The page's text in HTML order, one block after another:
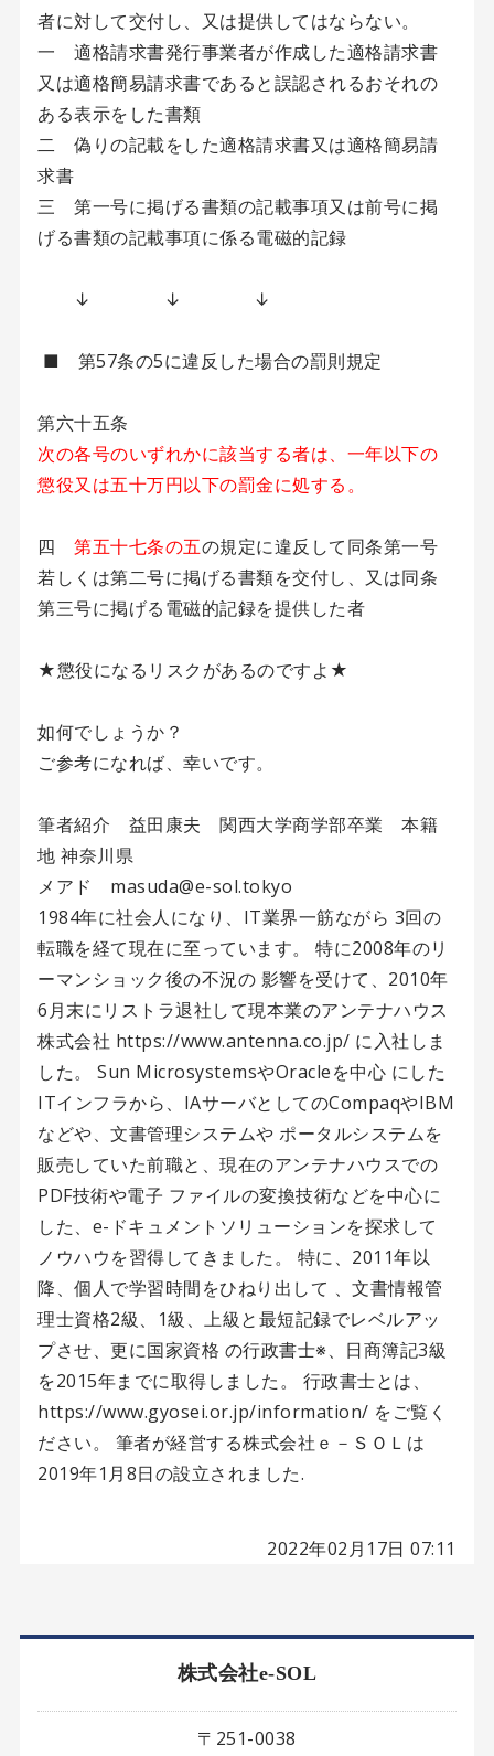
者に対して交付し、又は提供してはならない。
一 適格請求書発行事業者が作成した適格請求書
又は適格簡易請求書であると誤認されるおそれの
ある表示をした書類
二 偽りの記載をした適格請求書又は適格簡易請
求書
三 第一号に掲げる書類の記載事項又は前号に掲
げる書類の記載事項に係る電磁的記録
↓ ↓ ↓
■ 第57条の5に違反した場合の罰則規定
第六十五条
次の各号のいずれかに該当する者は、一年以下の
懲役又は五十万円以下の罰金に処する。
四第五十七条の五の規定に違反して同条第一号
若しくは第二号に掲げる書類を交付し、又は同条
第三号に掲げる電磁的記録を提供した者
★懲役になるリスクがあるのですよ★
如何でしょうか？
ご参考になれば、幸いです。
筆者紹介 益田康夫 関西大学商学部卒業 本籍
地 神奈川県
メアド masuda@e-sol.tokyo
1984年に社会人になり、IT業界一筋ながら 3回の
転職を経て現在に至っています。 特に2008年のリ
ーマンショック後の不況の 影響を受けて、2010年
6月末にリストラ退社して現本業のアンテナハウス
株式会社 https://www.antenna.co.jp/ に入社しま
した。 Sun MicrosystemsやOracleを中心 にした
ITインフラから、IAサーバとしてのCompaqやIBM
などや、文書管理システムや ポータルシステムを
販売していた前職と、現在のアンテナハウスでの
PDF技術や電子 ファイルの変換技術などを中心に
した、e-ドキュメントソリューションを探求して
ノウハウを習得してきました。 特に、2011年以
降、個人で学習時間をひねり出して 、文書情報管
理士資格2級、1級、上級と最短記録でレベルアッ
プさせ、更に国家資格 の行政書士※、日商簿記3級
を2015年までに取得しました。 行政書士とは、
https://www.gyosei.or.jp/information/ をご覧く
ださい。 筆者が経営する株式会社ｅ－ＳＯＬは
2019年1月8日の設立されました.
2022年02月17日 07:11
株式会社e-SOL
〒251-0038